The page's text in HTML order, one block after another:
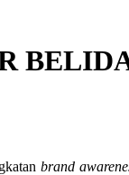
brand